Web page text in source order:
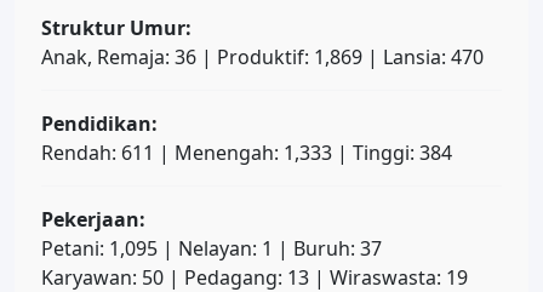
Struktur Umur:
Anak, Remaja: 36 | Produktif: 1,869 | Lansia: 470
Pendidikan:
Rendah: 611 | Menengah: 1,333 | Tinggi: 384
Pekerjaan:
Petani: 1,095 | Nelayan: 1 | Buruh: 37
Karyawan: 50 | Pedagang: 13 | Wiraswasta: 19